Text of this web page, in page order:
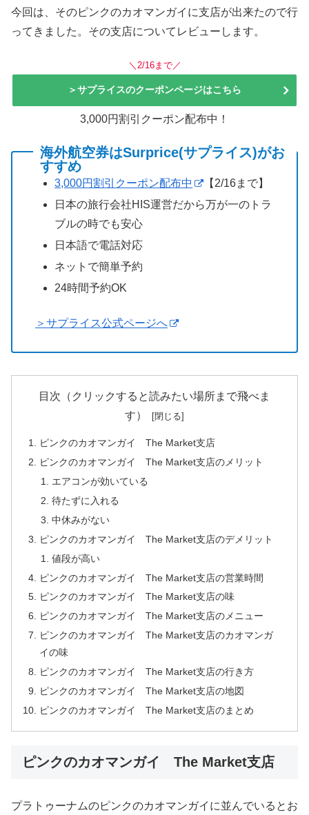
今回は、そのピンクのカオマンガイに支店が出来たので行
ってきました。その支店についてレビューします。
＼2/16まで／
＞サプライスのクーポンページはこちら
3,000円割引クーポン配布中！
海外航空券はSurprice(サプライス)がお
すすめ
3,000円割引クーポン配布中
【2/16まで】
日本の旅行会社HIS運営だから万が一のトラ
ブルの時でも安心
日本語で電話対応
ネットで簡単予約
24時間予約OK
＞サプライス公式ページへ
目次（クリックすると読みたい場所まで飛べま
す）
ピンクのカオマンガイ The Market支店
ピンクのカオマンガイ The Market支店のメリット
エアコンが効いている
待たずに入れる
中休みがない
ピンクのカオマンガイ The Market支店のデメリット
値段が高い
ピンクのカオマンガイ The Market支店の営業時間
ピンクのカオマンガイ The Market支店の味
ピンクのカオマンガイ The Market支店のメニュー
ピンクのカオマンガイ The Market支店のカオマンガ
イの味
ピンクのカオマンガイ The Market支店の行き方
ピンクのカオマンガイ The Market支店の地図
ピンクのカオマンガイ The Market支店のまとめ
ピンクのカオマンガイ The Market支店
プラトゥーナムのピンクのカオマンガイに並んでいるとお